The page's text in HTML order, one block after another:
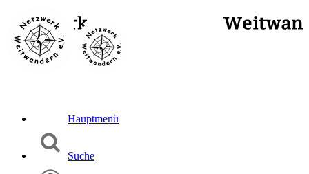
Hauptmenü
Suche